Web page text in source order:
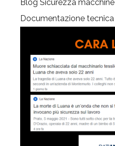
Blog Sicurezza macchine
Documentazione tecnica